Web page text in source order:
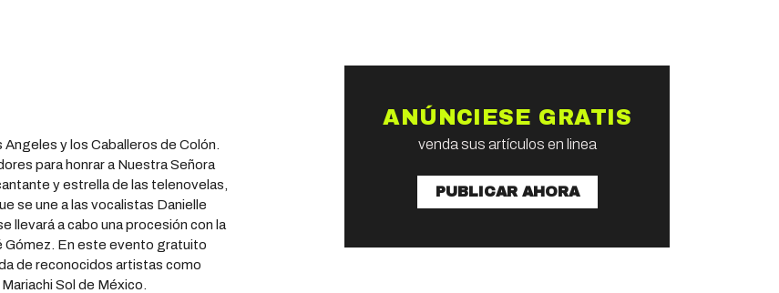
y los Caballeros de Colón.
para honrar a Nuestra Señora
y estrella de las telenovelas,
se une a las vocalistas Danielle
llevará a cabo una procesión con la
Gómez. En este evento gratuito
de reconocidos artistas como
Sol de México.
ANÚNCIESE GRATIS
venda sus artículos en linea
PUBLICAR AHORA